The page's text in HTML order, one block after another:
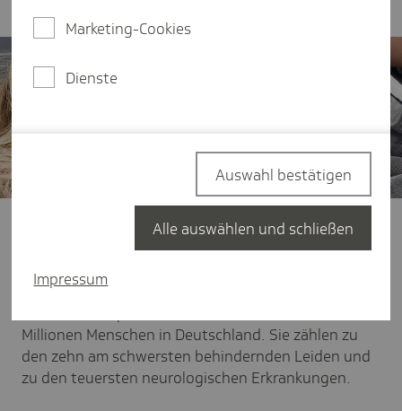
Die Schmerzklinik Kiel und die Techniker
Krankenkasse (TK) setzen bundesweit Maßstäbe in
der Versorgung von Migräne- und
Kopfschmerzpatienten. Migräne und andere
Millionen Menschen in Deutschland. Sie zählen zu
den zehn am schwersten behindernden Leiden und
zu den teuersten neurologischen Erkrankungen.
Marketing-Cookies
Dienste
Impressum
Auswahl bestätigen
Alle auswählen und schließen